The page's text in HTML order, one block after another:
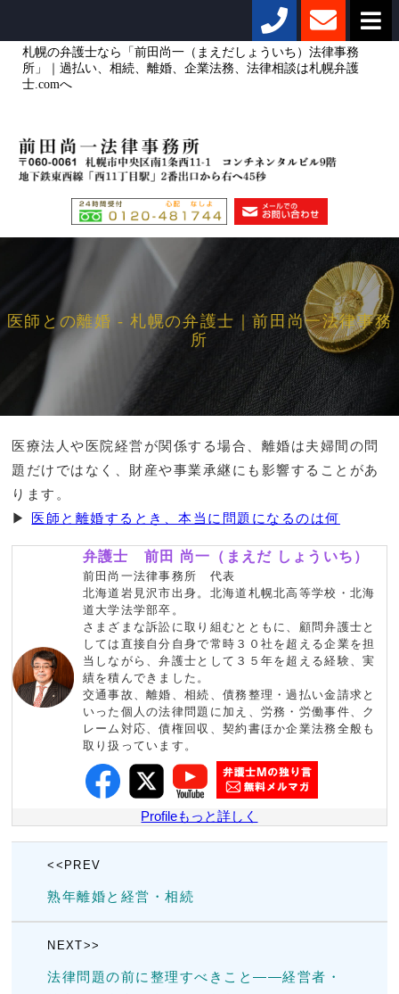
札幌の弁護士なら「前田尚一（まえだしょういち）法律事務
所」｜過払い、相続、離婚、企業法務、法律相談は札幌弁護
士.comへ
医師との離婚 - 札幌の弁護士｜前田尚一法律事務
所
医療法人や医院経営が関係する場合、離婚は夫婦間の問
題だけではなく、財産や事業承継にも影響することがあ
ります。
▶ 医師と離婚するとき、本当に問題になるのは何
弁護士 前田 尚一（まえだ しょういち）
前田尚一法律事務所 代表
北海道岩見沢市出身。北海道札幌北高等学校・北海
道大学法学部卒。
さまざまな訴訟に取り組むとともに、顧問弁護士と
しては直接自分自身で常時３０社を超える企業を担
当しながら、弁護士として３５年を超える経験、実
績を積んできました。
交通事故、離婚、相続、債務整理・過払い金請求と
いった個人の法律問題に加え、労務・労働事件、ク
レーム対応、債権回収、契約書ほか企業法務全般も
取り扱っています。
Profileもっと詳しく
<<PREV
熟年離婚と経営・相続
NEXT>>
法律問題の前に整理すべきこと――経営者・